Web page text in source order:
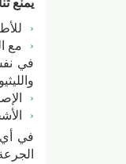
للأطفال
مع
في
في أي